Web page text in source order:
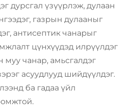
дурсгал үзүүрлэж, дулаан
газрын дулааныг
антисептик чанарыг
цүнхүүдэд илрүүлдэг
муу чанар, амьсгалдэг
асуудлууд шийдүүлдэг.
ба гадаа үйл